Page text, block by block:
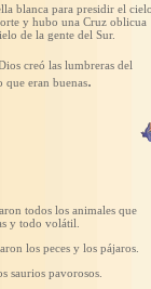
blanca para presidir el
y hubo una Cruz oblicua
de la gente del Sur.
creó las lumbreras del
eran buenas.
todos los animales que
y todo volátil.
los peces y los pájaros.
saurios pavorosos.